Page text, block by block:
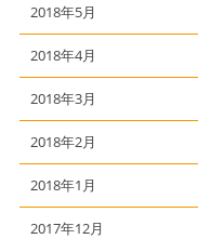
2018年5月
2018年4月
2018年3月
2018年2月
2018年1月
2017年12月